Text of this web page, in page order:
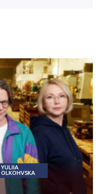
YULIIA
OLKOHVSKA